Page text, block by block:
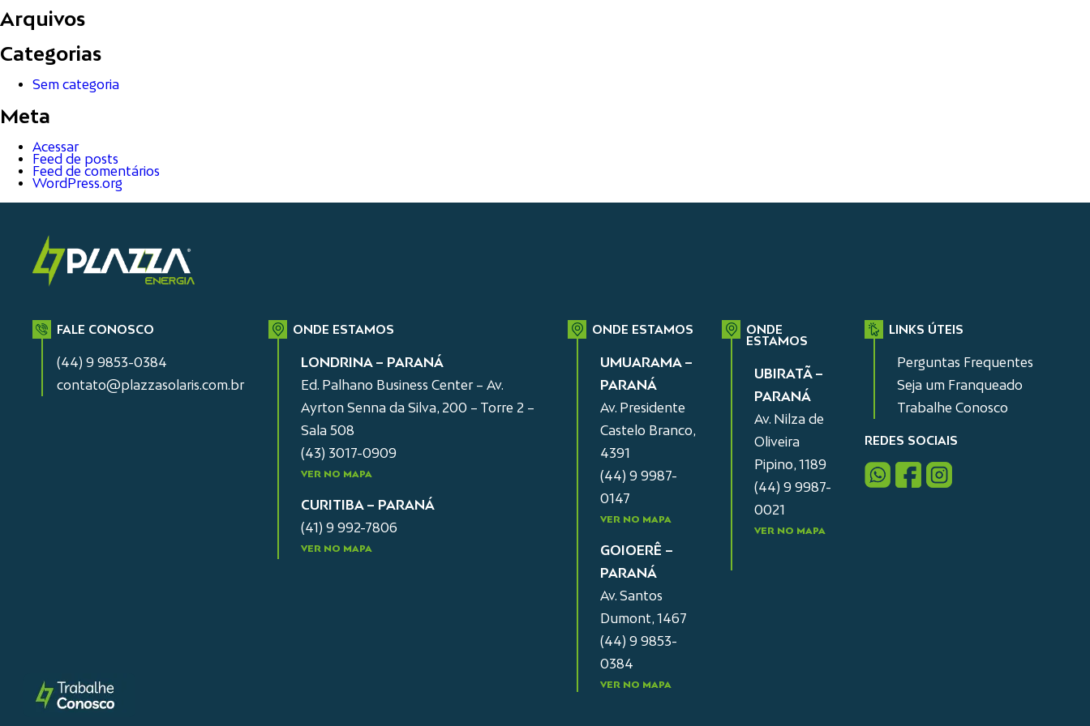
Arquivos
Categorias
Sem categoria
Meta
Acessar
Feed de posts
Feed de comentários
WordPress.org
FALE CONOSCO
(44) 9 9853-0384
contato@plazzasolaris.com.br
ONDE ESTAMOS
LONDRINA – PARANÁ
Ed. Palhano Business Center – Av.
Ayrton Senna da Silva, 200 – Torre 2 –
Sala 508
(43) 3017-0909
VER NO MAPA
CURITIBA – PARANÁ
(41) 9 992-7806
VER NO MAPA
ONDE ESTAMOS
UMUARAMA –
PARANÁ
Av. Presidente
Castelo Branco,
4391
(44) 9 9987-
0147
VER NO MAPA
GOIOERÊ –
PARANÁ
Av. Santos
Dumont, 1467
(44) 9 9853-
0384
VER NO MAPA
ONDE
ESTAMOS
UBIRATÃ –
PARANÁ
Av. Nilza de
Oliveira
Pipino, 1189
(44) 9 9987-
0021
VER NO MAPA
LINKS ÚTEIS
Perguntas Frequentes
Seja um Franqueado
Trabalhe Conosco
REDES SOCIAIS